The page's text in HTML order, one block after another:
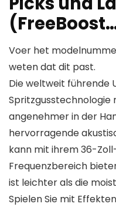
Voer het
weten dat dit past.
Die weltweit führende
Spritzgusstechnologie
angenehmer in der
hervorragende
kann mit ihrem 36-
Frequenzbereich
ist leichter als die
Spielen Sie mit